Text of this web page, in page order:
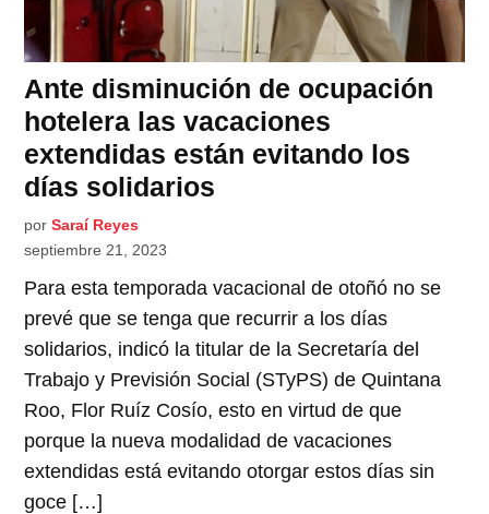
Ante disminución de ocupación
hotelera las vacaciones
extendidas están evitando los
días solidarios
por Saraí Reyes
septiembre 21, 2023
Para esta temporada vacacional de otoñó no se
prevé que se tenga que recurrir a los días
solidarios, indicó la titular de la Secretaría del
Trabajo y Previsión Social (STyPS) de Quintana
Roo, Flor Ruíz Cosío, esto en virtud de que
porque la nueva modalidad de vacaciones
extendidas está evitando otorgar estos días sin
goce […]